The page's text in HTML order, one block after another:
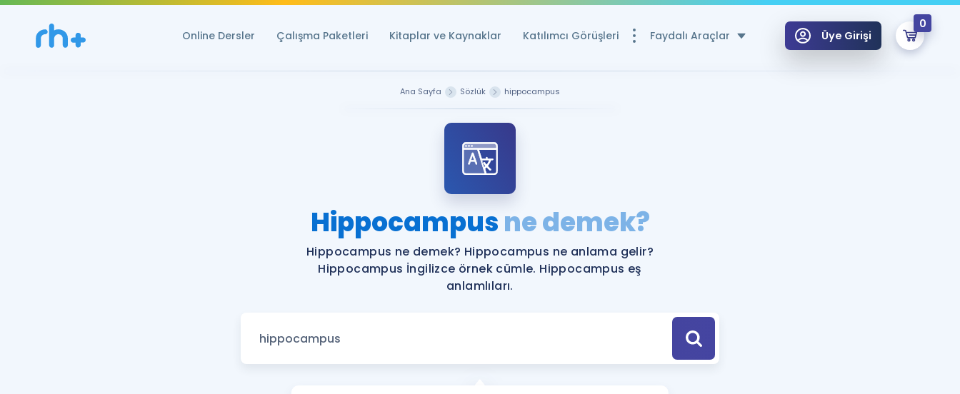
Online Dersler Çalışma Paketleri Kitaplar ve Kaynaklar Katılımcı Görüşleri Faydalı Araçlar
Ücretsiz Kaynaklar
YDS ve YÖKDİL Puan Hesaplama Aracı
YDS ve YÖKDİL'e Hazırlananlar için Öneriler
Eğitim ve Kitaplara Özel Fırsatlar
Üye Girişi
0
Remzi Hoca ile seni sınava hazırlayacak onlarca eğitim seni bekliyor!
Ana Sayfa Sözlük hippocampus
Hippocampusne demek?
Hippocampus ne demek? Hippocampus ne anlama gelir?
Hippocampus İngilizce örnek cümle. Hippocampus eş
anlamlıları.